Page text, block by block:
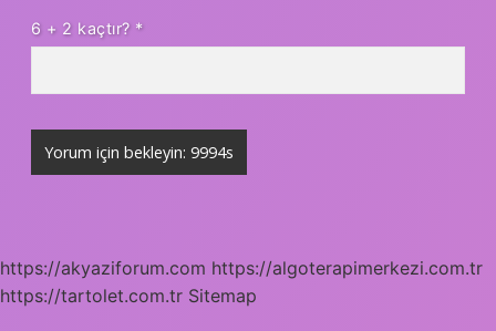
6 + 2 kaçtır? *
https://akyaziforum.com https://algoterapimerkezi.com.tr
https://tartolet.com.tr Sitemap